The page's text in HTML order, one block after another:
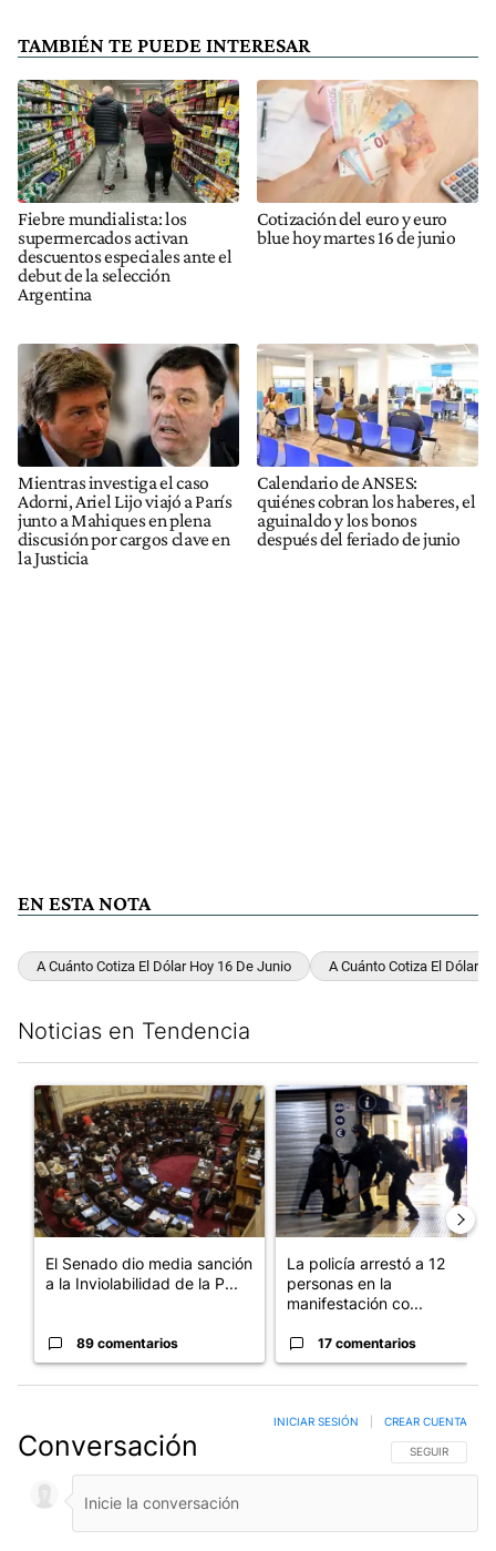
TAMBIÉN TE PUEDE INTERESAR
Fiebre mundialista: los
supermercados activan
descuentos especiales ante el
debut de la selección
Argentina
Cotización del euro y euro
blue hoy martes 16 de junio
Mientras investiga el caso
Adorni, Ariel Lijo viajó a París
junto a Mahiques en plena
discusión por cargos clave en
la Justicia
Calendario de ANSES:
quiénes cobran los haberes, el
aguinaldo y los bonos
después del feriado de junio
EN ESTA NOTA
A Cuánto Cotiza El Dólar Hoy 16 De Junio A Cuánto Cotiza El Dólar
Noticias en Tendencia
Un artículo de tendencia con el título "El Senado dio media
El Senado dio media sanción
a la Inviolabilidad de la P...
89 comentarios
Un artículo de tendencia con
La policía arrestó a 12
personas en la
manifestación co...
17 comentarios
Conversación SIGA ESTA
SEGUIR
INICIAR SESIÓN CREAR CUENTA